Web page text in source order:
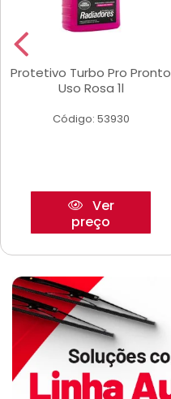
Protetivo Turbo Pro Pronto
Uso Rosa 1l
Código: 53930
Ver
preço